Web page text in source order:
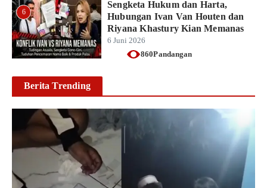
6
Sengketa Hukum dan Harta,
Hubungan Ivan Van Houten dan
Riyana Khastury Kian Memanas
6 Juni 2026
860Pandangan
Berita Trending